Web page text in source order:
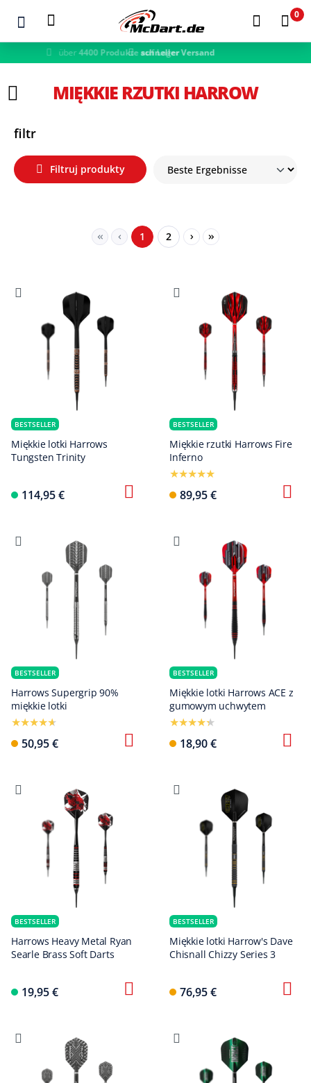
Zum Hauptinhalt springen
0
schneller Versand
MIĘKKIE RZUTKI HARROW
filtr
Filtruj produkty
Seite
1 Seite
2
BESTSELLER
Miękkie lotki Harrows
Tungsten Trinity
114,95 €
BESTSELLER
Miękkie rzutki Harrows Fire
Inferno
89,95 €
BESTSELLER
Harrows Supergrip 90%
miękkie lotki
50,95 €
BESTSELLER
Miękkie lotki Harrows ACE z
gumowym uchwytem
18,90 €
BESTSELLER
Harrows Heavy Metal Ryan
Searle Brass Soft Darts
19,95 €
BESTSELLER
Miękkie lotki Harrow's Dave
Chisnall Chizzy Series 3
76,95 €